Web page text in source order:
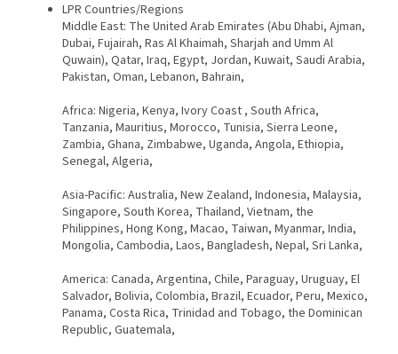
LPR Countries/Regions
Middle East: The United Arab Emirates (Abu Dhabi, Ajman,
Dubai, Fujairah, Ras Al Khaimah, Sharjah and Umm Al
Quwain), Qatar, Iraq, Egypt, Jordan, Kuwait, Saudi Arabia,
Pakistan, Oman, Lebanon, Bahrain,
Africa: Nigeria, Kenya, Ivory Coast , South Africa,
Tanzania, Mauritius, Morocco, Tunisia, Sierra Leone,
Zambia, Ghana, Zimbabwe, Uganda, Angola, Ethiopia,
Senegal, Algeria,
Asia-Pacific: Australia, New Zealand, Indonesia, Malaysia,
Singapore, South Korea, Thailand, Vietnam, the
Philippines, Hong Kong, Macao, Taiwan, Myanmar, India,
Mongolia, Cambodia, Laos, Bangladesh, Nepal, Sri Lanka,
America: Canada, Argentina, Chile, Paraguay, Uruguay, El
Salvador, Bolivia, Colombia, Brazil, Ecuador, Peru, Mexico,
Panama, Costa Rica, Trinidad and Tobago, the Dominican
Republic, Guatemala,